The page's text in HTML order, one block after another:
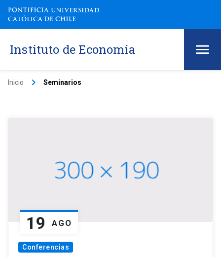
Instituto de Economía
Inicio keyboard_arrow_right Seminarios
19 AGO
Conferencias